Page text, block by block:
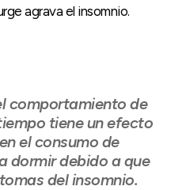
agrava el insomnio.
comportamiento de
tiene un efecto
el consumo de
dormir debido a que
del insomnio.